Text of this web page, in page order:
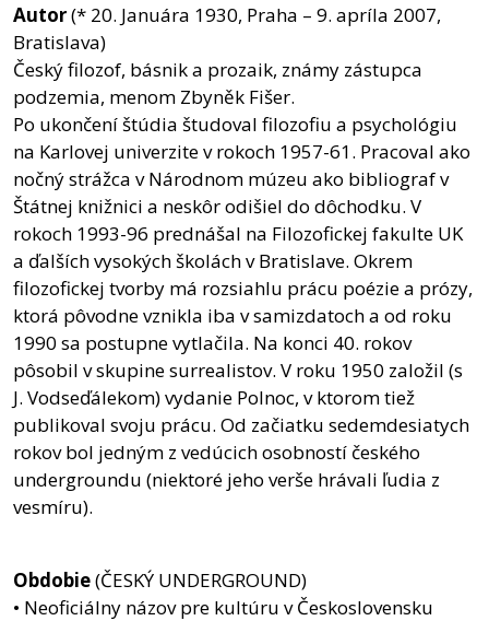
Autor(* 20. Januára 1930, Praha – 9. apríla 2007,
Bratislava)
Český filozof, básnik a prozaik, známy zástupca
podzemia, menom Zbyněk Fišer.
Po ukončení štúdia študoval filozofiu a psychológiu
na Karlovej univerzite v rokoch 1957-61. Pracoval ako
nočný strážca v Národnom múzeu ako bibliograf v
Štátnej knižnici a neskôr odišiel do dôchodku. V
rokoch 1993-96 prednášal na Filozofickej fakulte UK
a ďalších vysokých školách v Bratislave. Okrem
filozofickej tvorby má rozsiahlu prácu poézie a prózy,
ktorá pôvodne vznikla iba v samizdatoch a od roku
1990 sa postupne vytlačila. Na konci 40. rokov
pôsobil v skupine surrealistov. V roku 1950 založil (s
J. Vodseďálekom) vydanie Polnoc, v ktorom tiež
publikoval svoju prácu. Od začiatku sedemdesiatych
rokov bol jedným z vedúcich osobností českého
undergroundu (niektoré jeho verše hrávali ľudia z
vesmíru).
Obdobie(ČESKÝ UNDERGROUND)
• Neoficiálny názov pre kultúru v Československu